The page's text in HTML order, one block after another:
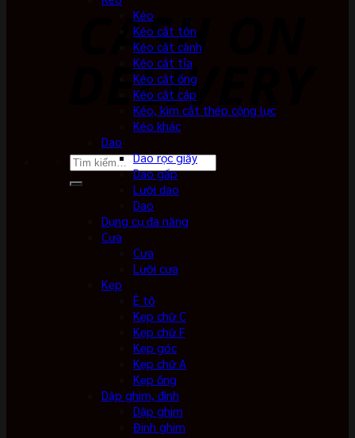
Tìm
Kéo
Kéo cắt tôn
Kéo cắt cành
Kéo cắt tỉa
Kéo cắt ống
Kéo cắt cáp
Kéo, kìm cắt thép cộng lực
Kéo khác
Dao
Dao rọc giấy
Dao gấp
Lưỡi dao
Dao
Dụng cụ đa năng
Cưa
Cưa
Lưỡi cưa
Kẹp
Ê tô
Kẹp chữ C
Kẹp chữ F
Kẹp góc
Kẹp chữ A
Kẹp ống
Dập ghim, đinh
Dập ghim
Đinh ghim